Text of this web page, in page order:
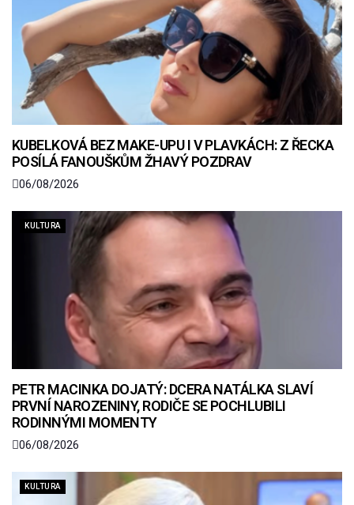
KUBELKOVÁ BEZ MAKE-UPU I V PLAVKÁCH: Z ŘECKA
POSÍLÁ FANOUŠKŮM ŽHAVÝ POZDRAV
06/08/2026
KULTURA
PETR MACINKA DOJATÝ: DCERA NATÁLKA SLAVÍ
PRVNÍ NAROZENINY, RODIČE SE POCHLUBILI
RODINNÝMI MOMENTY
06/08/2026
KULTURA